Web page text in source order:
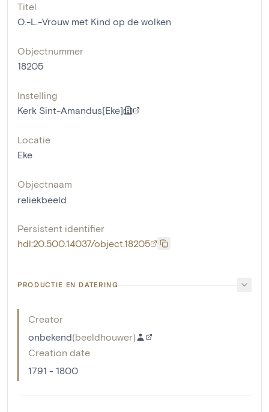
Titel
O.-L.-Vrouw met Kind op de wolken
Objectnummer
18205
Instelling
Kerk Sint-Amandus[Eke]
Locatie
Eke
Objectnaam
reliekbeeld
Persistent identifier
hdl:20.500.14037/object.18205
PRODUCTIE EN DATERING
Creator
onbekend(beeldhouwer)
Creation date
1791 - 1800